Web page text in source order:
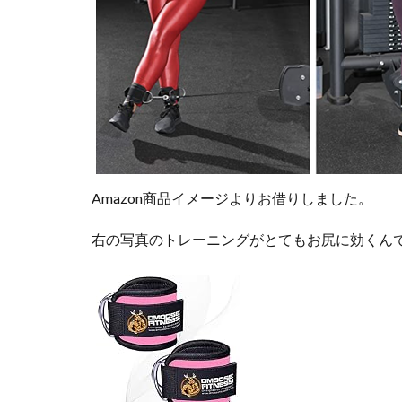
Amazon商品イメージよりお借りしました。
右の写真のトレーニングがとてもお尻に効くん